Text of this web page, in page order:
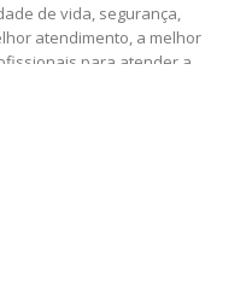
de vida, segurança,
atendimento, a melhor
para atender a